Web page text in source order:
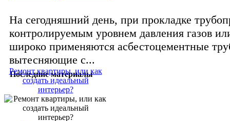
На сегодняшний день, при прокладке
контролируемым уровнем давления газов
широко применяются асбестоцементные
вытесняющие с...
Последние материалы
Ремонт квартиры, или как
создать идеальный
интерьер?